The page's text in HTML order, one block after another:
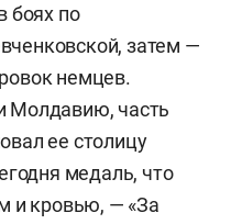
боях по
затем —
немцев.
Молдавию, часть
ее столицу
медаль, что
и кровью, — «За